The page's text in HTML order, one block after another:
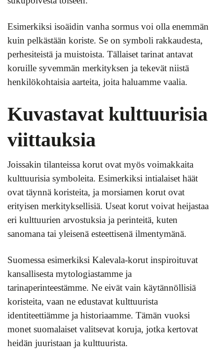
Esimerkiksi isoäidin vanha sormus voi olla enemmän
kuin pelkästään koriste. Se on symboli rakkaudesta,
perhesiteistä ja muistoista. Tällaiset tarinat antavat
koruille syvemmän merkityksen ja tekevät niistä
henkilökohtaisia aarteita, joita haluamme vaalia.
Kuvastavat kulttuurisia
viittauksia
Joissakin tilanteissa korut ovat myös voimakkaita
kulttuurisia symboleita. Esimerkiksi intialaiset häät
ovat täynnä koristeita, ja morsiamen korut ovat
erityisen merkityksellisiä. Useat korut voivat heijastaa
eri kulttuurien arvostuksia ja perinteitä, kuten
sanomana tai yleisenä esteettisenä ilmentymänä.
Suomessa esimerkiksi Kalevala-korut inspiroituvat
kansallisesta mytologiastamme ja
tarinaperinteestämme. Ne eivät vain käytännöllisiä
koristeita, vaan ne edustavat kulttuurista
identiteettiämme ja historiaamme. Tämän vuoksi
monet suomalaiset valitsevat koruja, jotka kertovat
heidän juuristaan ja kulttuurista.